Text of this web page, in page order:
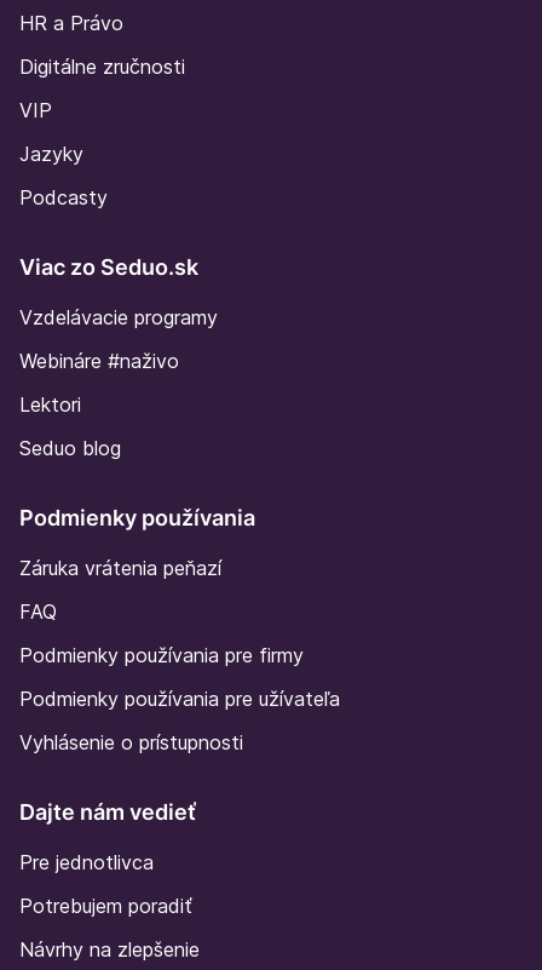
HR a Právo
Digitálne zručnosti
VIP
Jazyky
Podcasty
Viac zo Seduo.sk
Vzdelávacie programy
Webináre #naživo
Lektori
Seduo blog
Podmienky používania
Záruka vrátenia peňazí
FAQ
Podmienky používania pre firmy
Podmienky používania pre užívateľa
Vyhlásenie o prístupnosti
Dajte nám vedieť
Pre jednotlivca
Potrebujem poradiť
Návrhy na zlepšenie